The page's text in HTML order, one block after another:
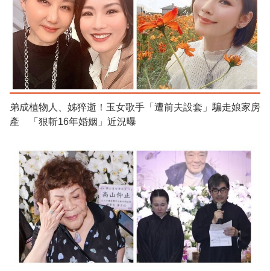
弟成植物人、姊猝逝！玉女歌手「遭前夫設套」騙走娘家房
產 「狠斬16年婚姻」近況曝